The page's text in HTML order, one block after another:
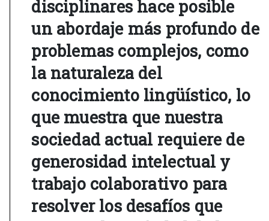
disciplinares hace posible
un abordaje más profundo de
problemas complejos, como
la naturaleza del
conocimiento lingüístico, lo
que muestra que nuestra
sociedad actual requiere de
generosidad intelectual y
trabajo colaborativo para
resolver los desafíos que